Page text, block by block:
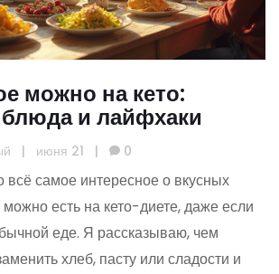
можно на кето:
и лайфхаки
| июня 21 | 0
всё самое интересное о вкусных
есть на кето-диете, даже если
еде. Я рассказываю, чем
хлеб, пасту или сладости и